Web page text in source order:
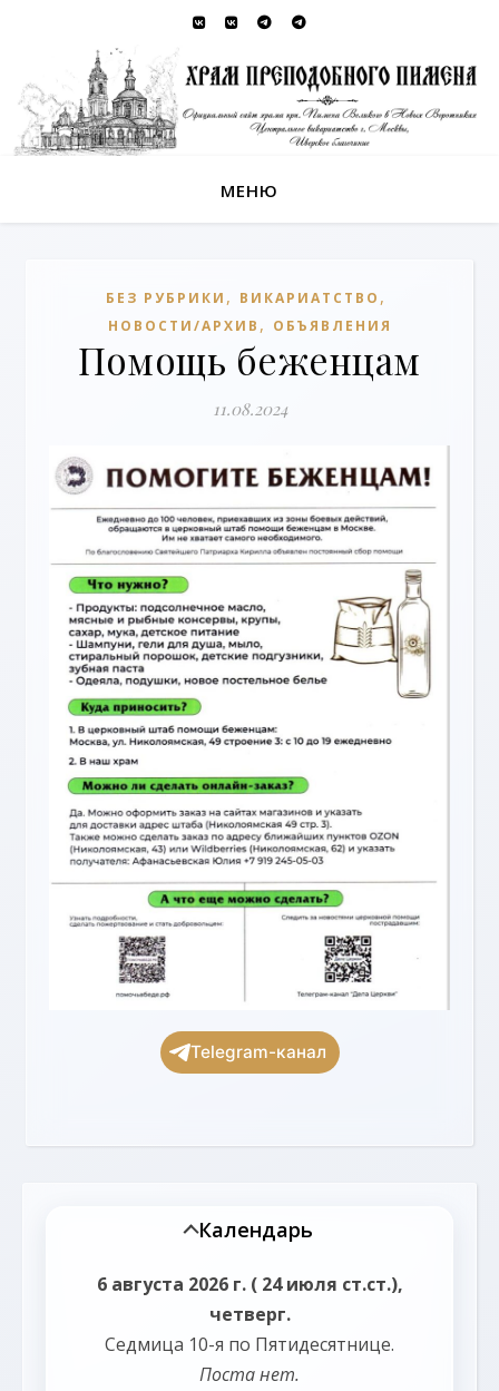
МЕНЮ
БЕЗ РУБРИКИ , ВИКАРИАТСТВО ,
НОВОСТИ/АРХИВ , ОБЪЯВЛЕНИЯ
Помощь беженцам
11.08.2024
Telegram-канал
Календарь
6 августа 2026 г. ( 24 июля ст.ст.),
четверг.
Седмица 10-я по Пятидесятнице.
Поста нет.